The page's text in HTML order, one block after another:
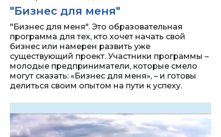
"Бизнес для меня"
"Бизнес для меня". Это образовательная
программа для тех, кто хочет начать свой
бизнес или намерен развить уже
существующий проект. Участники программы –
молодые предприниматели, которые смело
могут сказать: «Бизнес для меня», – и готовы
делиться своим опытом на пути к успеху.